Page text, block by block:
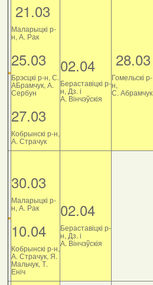
21.03
Маларыцкі р-
н, А. Рак
25.03
Брэсцкі р-н, С.
АБрамчук, А.
Сербун
27.03
Кобрынскі р-н,
А. Страчук
02.04
Бераставіцкі р-
н, Дз. і
А. Вінчэўскія
28.03
Гомельскі р-
н,
С. Абрамчук
30.03
Маларыцкі р-
н, А. Рак
10.04
Кобрынскі р-н,
А. Страчук, Я.
Мальчук, Т.
Еніч
02.04
Бераставіцкі р-
н, Дз. і
А. Вінчэўскія